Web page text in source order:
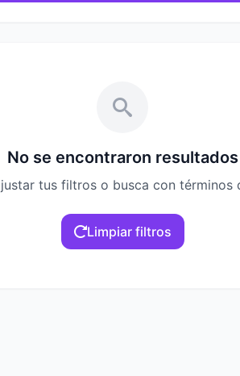
No se encontraron resultados
tus filtros o busca con términos
Limpiar filtros